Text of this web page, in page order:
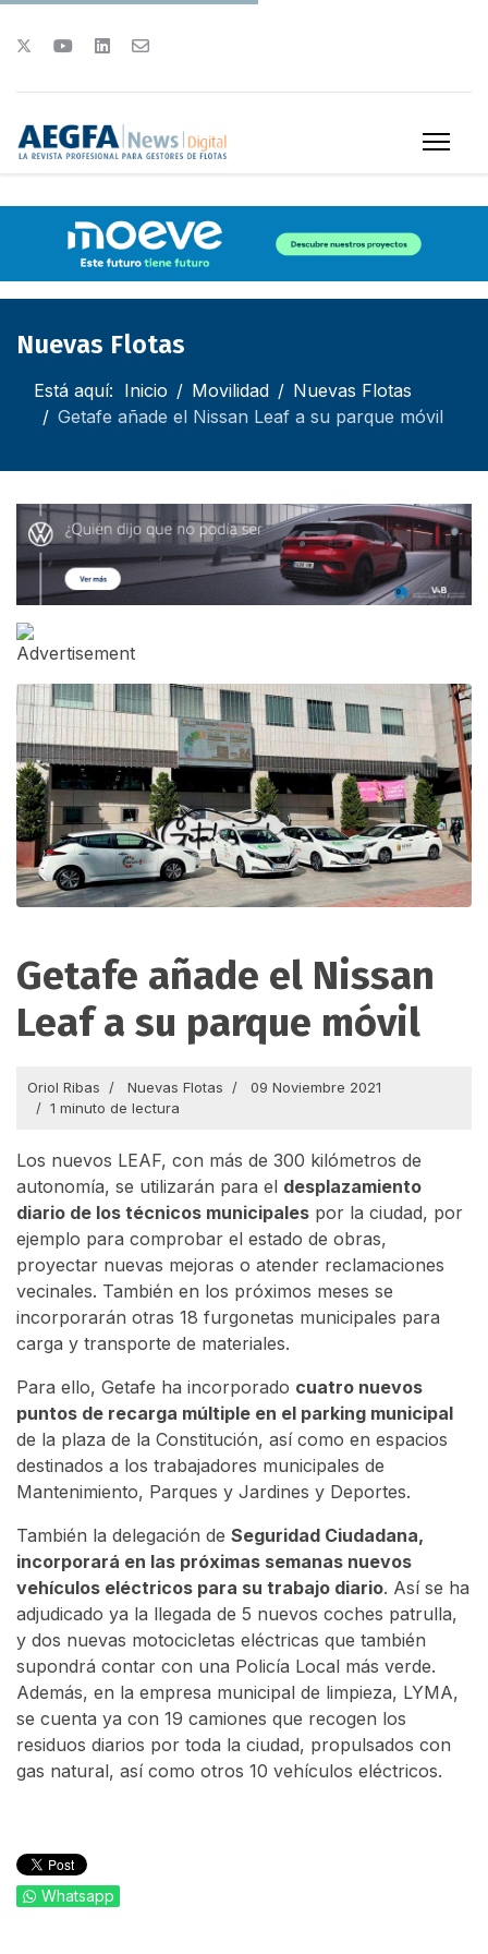
Nuevas Flotas
Está aquí: Inicio Movilidad
Nuevas Flotas
Getafe añade el Nissan Leaf a su parque móvil
Getafe añade el Nissan
Leaf a su parque móvil
Oriol Ribas Nuevas Flotas
09 Noviembre 2021
1 minuto de lectura
Los nuevos LEAF, con más de 300 kilómetros de
autonomía, se utilizarán para el desplazamiento
diario de los técnicos municipales por la ciudad, por
ejemplo para comprobar el estado de obras,
proyectar nuevas mejoras o atender reclamaciones
vecinales. También en los próximos meses se
incorporarán otras 18 furgonetas municipales para
carga y transporte de materiales.
Para ello, Getafe ha incorporado cuatro nuevos
puntos de recarga múltiple en el parking municipal
de la plaza de la Constitución, así como en espacios
destinados a los trabajadores municipales de
Mantenimiento, Parques y Jardines y Deportes.
También la delegación de Seguridad Ciudadana,
incorporará en las próximas semanas nuevos
vehículos eléctricos para su trabajo diario. Así se ha
adjudicado ya la llegada de 5 nuevos coches patrulla,
y dos nuevas motocicletas eléctricas que también
supondrá contar con una Policía Local más verde.
Además, en la empresa municipal de limpieza, LYMA,
se cuenta ya con 19 camiones que recogen los
residuos diarios por toda la ciudad, propulsados con
gas natural, así como otros 10 vehículos eléctricos.
Whatsapp